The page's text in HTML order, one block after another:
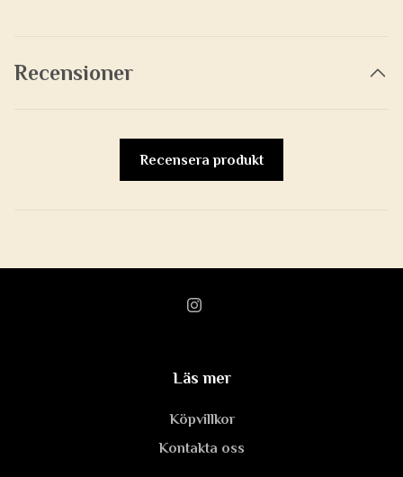
Recensioner
Recensera produkt
Läs mer
Köpvillkor
Kontakta oss